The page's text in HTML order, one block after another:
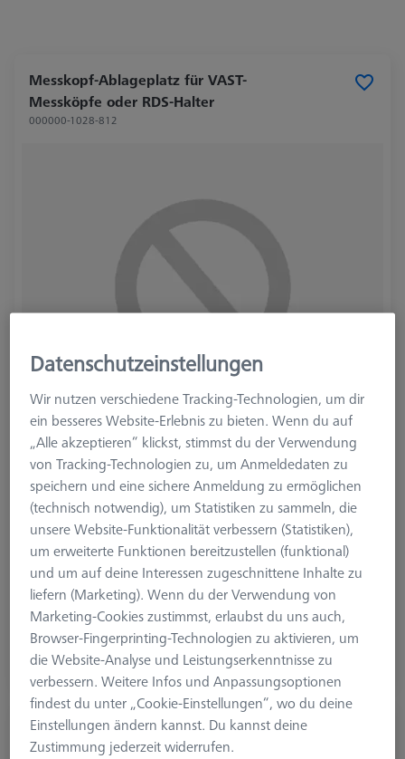
Messkopf-Ablageplatz für VAST-
Messköpfe oder RDS-Halter
000000-1028-812
System Typ
VAST/MT
Produktart
Messkopfablage
Anwendung
Lagern
CHF 320.00
zzgl. USt.
Längere Lieferzeit
Einzelablageplatz für VAST XTR
600664-8600-000
Datenschutzeinstellungen
Wir nutzen verschiedene Tracking-Technologien, um dir
ein besseres Website-Erlebnis zu bieten. Wenn du auf
„Alle akzeptieren“ klickst, stimmst du der Verwendung
von Tracking-Technologien zu, um Anmeldedaten zu
speichern und eine sichere Anmeldung zu ermöglichen
(technisch notwendig), um Statistiken zu sammeln, die
unsere Website-Funktionalität verbessern (Statistiken),
um erweiterte Funktionen bereitzustellen (funktional)
und um auf deine Interessen zugeschnittene Inhalte zu
liefern (Marketing). Wenn du der Verwendung von
Marketing-Cookies zustimmst, erlaubst du uns auch,
Browser-Fingerprinting-Technologien zu aktivieren, um
die Website-Analyse und Leistungserkenntnisse zu
verbessern. Weitere Infos und Anpassungsoptionen
findest du unter „Cookie-Einstellungen“, wo du deine
Einstellungen ändern kannst. Du kannst deine
Zustimmung jederzeit widerrufen.